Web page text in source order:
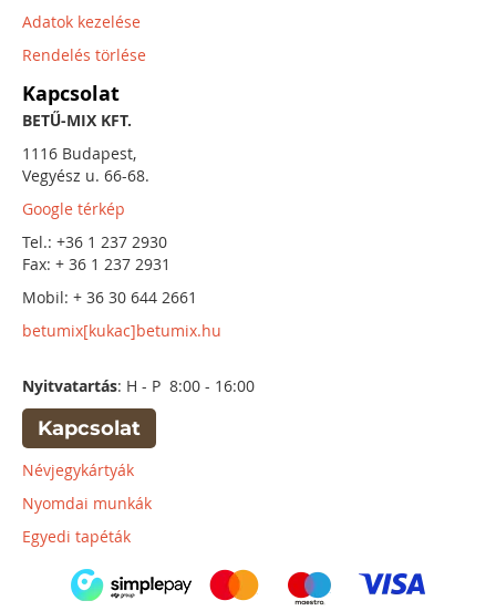
Adatok kezelése
Rendelés törlése
Kapcsolat
BETŰ-MIX KFT.
1116 Budapest,
Vegyész u. 66-68.
Google térkép
Tel.: +36 1 237 2930
Fax: + 36 1 237 2931
Mobil: + 36 30 644 2661
betumix[kukac]betumix.hu
Nyitvatartás: H - P 8:00 - 16:00
Kapcsolat
Névjegykártyák
Nyomdai munkák
Egyedi tapéták